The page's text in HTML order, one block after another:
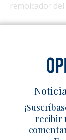
remolcador del
El 13 de julio
interceptó el
luego del
mangueras
que estaban
diez niños. El
«Fuimos a
recibir